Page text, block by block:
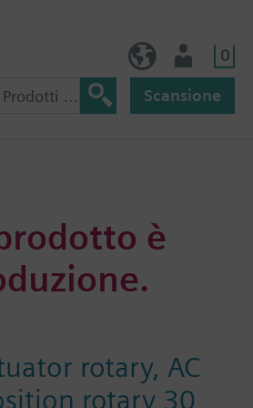
0
Scansione
è
rotary, AC
rotary 30